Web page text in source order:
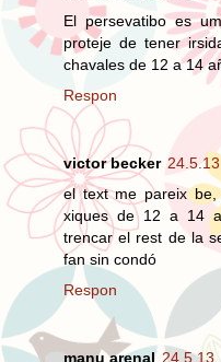
El persevatibo es
proteje de tener
chavales de 12 a 14
Respon
victor becker 24.5.13
el text me pareix
xiques de 12 a 14
trencar el rest de la
fan sin condó
Respon
manu arenal 24.5.13